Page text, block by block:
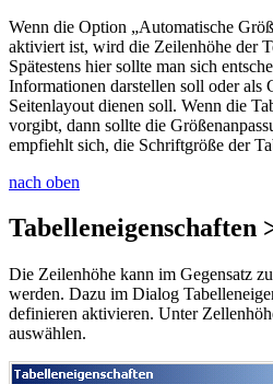
Wenn die Option „Automatische
aktiviert ist, wird die Zeilenhöhe der
Spätestens hier sollte man sich
Informationen darstellen soll oder als
Seitenlayout dienen soll. Wenn die
vorgibt, dann sollte die
empfiehlt sich, die Schriftgröße der
nach oben
Tabelleneigenschaften
Die Zeilenhöhe kann im Gegensatz
werden. Dazu im Dialog
definieren aktivieren. Unter
auswählen.